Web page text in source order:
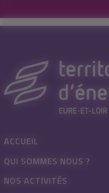
ACCUEIL
QUI SOMMES NOUS ?
NOS ACTIVITÉS